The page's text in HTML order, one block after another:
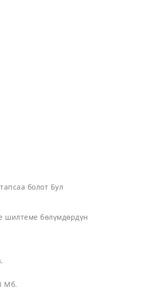
болот Бул
шилтеме бөлүмдөрдүн
Мб.